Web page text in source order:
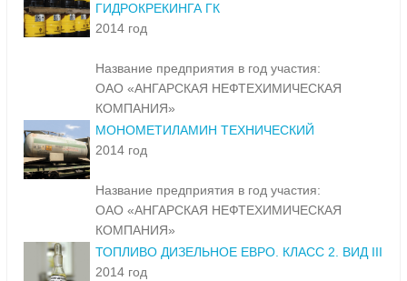
ГИДРОКРЕКИНГА ГК
2014 год
Название предприятия в год участия:
ОАО «АНГАРСКАЯ НЕФТЕХИМИЧЕСКАЯ
КОМПАНИЯ»
МОНОМЕТИЛАМИН ТЕХНИЧЕСКИЙ
2014 год
Название предприятия в год участия:
ОАО «АНГАРСКАЯ НЕФТЕХИМИЧЕСКАЯ
КОМПАНИЯ»
ТОПЛИВО ДИЗЕЛЬНОЕ ЕВРО. КЛАСС 2. ВИД III
2014 год